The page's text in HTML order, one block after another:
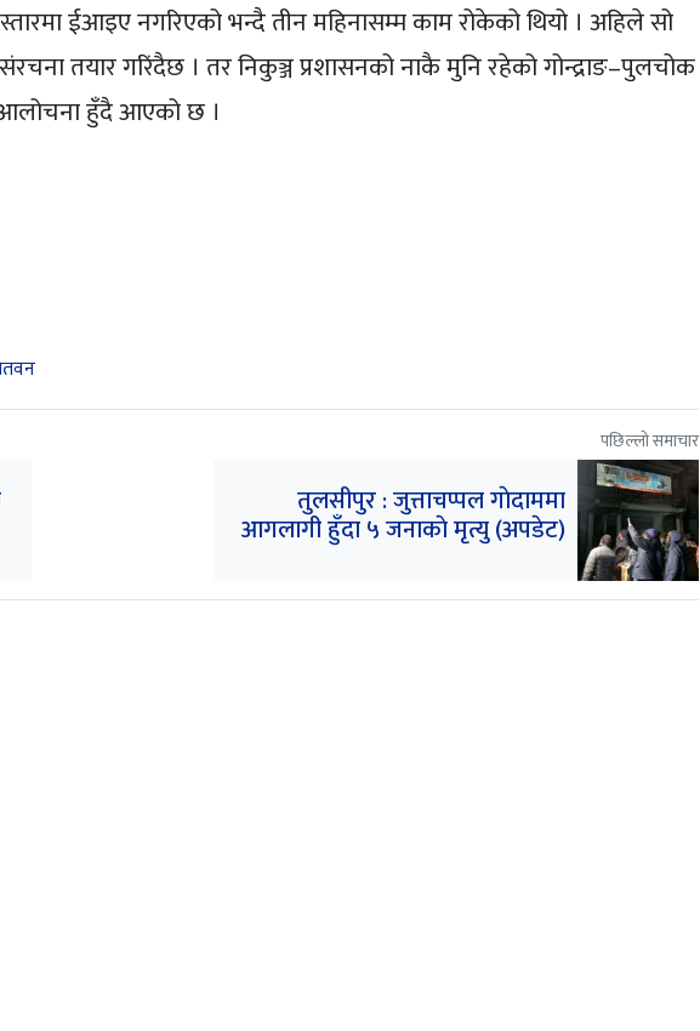
ईआइए नगरिएको भन्दै तीन महिनासम्म काम रोकेको थियो । अहिले सो
तयार गरिंदैछ । तर निकुञ्ज प्रशासनको नाकै मुनि रहेको गोन्द्राङ–पुलचोक
आलोचना हुँदै आएको छ ।
पछिल्लो समाचार
तुलसीपुर : जुत्ताचप्पल गाेदाममा
आगलागी हुँदा ५ जनाकाे मृत्यु (अपडेट)